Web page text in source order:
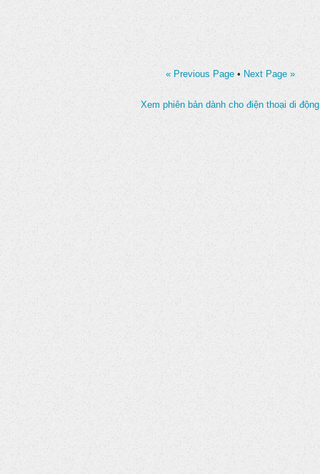
« Previous Page • Next Page »
Xem phiên bản dành cho điện thoại di động